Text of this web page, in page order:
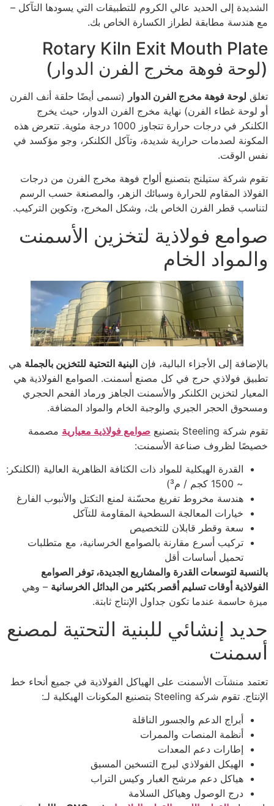
الشديدة إلى الحديد عالي الكروم للتطبيقات التي يسودها التآكل –
مع هندسة مطابقة لطراز الكسارة الخاص بك.
Rotary Kiln Exit Mouth Plate
(لوحة فوهة مخرج الفرن الدوار)
تغلق لوحة فوهة مخرج الفرن الدوار (تسمى أيضًا حلقة أنف الفرن
أو لوحة غطاء الفرن) نهاية مخرج الفرن الدوار، حيث يخرج
الكلنكر في درجات حرارة تتجاوز 1000 درجة مئوية. تتعرض هذه
المكونة لصدمات حرارية شديدة، وتآكل الكلنكر، وجو مؤكسد في
نفس الوقت.
تقوم شركة ستيلنج بتصنيع ألواح فوهة مخرج الفرن من درجات
الفولاذ المقاوم للحرارة وسبائك الزهر، والمصنعة حسب الرسم
لتناسب قطر الفرن الخاص بك، وشكل المخرج، وتكوين التركيب.
صوامع فولاذية لتخزين الأسمنت
والمواد الخام
بالإضافة إلى الأجزاء البالية، فإن البنية التحتية للتخزين بالجملة هي
تطبيق فولاذي حرج في كل مصنع أسمنت. الصوامع الفولاذية هي
المعيار لتخزين الكلنكر والأسمنت الجاهز ورماد الفحم الحجري
ومسحوق الحجر الجيري والوجبة الخام والمواد المضافة.
تقوم شركة Steeling بتصنيع
صوامع فولاذية معيارية مصممة
خصيصًا لظروف صناعة الأسمنت:
القدرة الهيكلية للمواد ذات الكثافة الظاهرية العالية (الكلنكر:
~ 1500 كجم / م³)
هندسة مخروط تفريغ محسّنة لمنع التكتل والأنبوب الفارغ
خيارات المعالجة السطحية المقاومة للتآكل
سعة وقطر قابلان للتخصيص
تركيب أسرع مقارنة بالصوامع الخرسانية، مع متطلبات
تحميل أساسات أقل
بالنسبة لتوسعات القدرة والمشاريع الجديدة، توفر الصوامع
الفولاذية أوقات تسليم أقصر بكثير من البدائل الخرسانية – وهي
ميزة حاسمة عندما تكون جداول الإنتاج ثابتة.
حديد إنشائي للبنية التحتية لمصنع
أسمنت
تعتمد منشآت الأسمنت على الهياكل الفولاذية في جميع أنحاء خط
الإنتاج. تقوم شركة Steeling بتصنيع المكونات الهيكلية لـ:
أبراج الدعم والجسور الناقلة
أنظمة المنصات والممرات
إطارات دعم المعدات
الهيكل الفولاذي لبرج التسخين المسبق
هياكل دعم مرشح الغبار وكيس التراب
درج الوصول وهياكل السلامة